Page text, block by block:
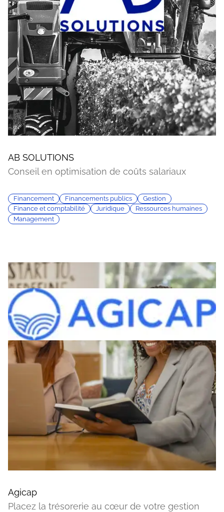
AB SOLUTIONS
Conseil en optimisation de coûts salariaux
Financement Financements publics
Gestion
Finance et comptabilité
Juridique
Ressources humaines
Management
Agicap
Placez la trésorerie au cœur de votre gestion